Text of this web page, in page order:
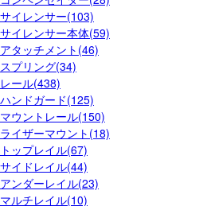
サイレンサー(103)
サイレンサー本体(59)
アタッチメント(46)
スプリング(34)
レール(438)
ハンドガード(125)
マウントレール(150)
ライザーマウント(18)
トップレイル(67)
サイドレイル(44)
アンダーレイル(23)
マルチレイル(10)